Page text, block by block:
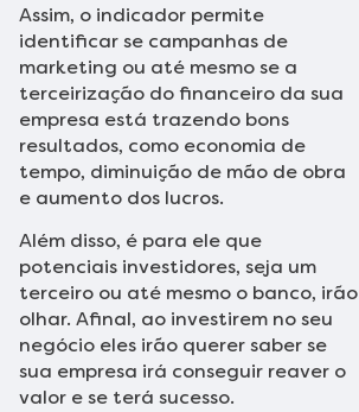
Assim, o indicador permite
identificar se campanhas de
marketing ou até mesmo se a
terceirização do financeiro da sua
empresa está trazendo bons
resultados, como economia de
tempo, diminuição de mão de obra
e aumento dos lucros.
Além disso, é para ele que
potenciais investidores, seja um
terceiro ou até mesmo o banco, irão
olhar. Afinal, ao investirem no seu
negócio eles irão querer saber se
sua empresa irá conseguir reaver o
valor e se terá sucesso.